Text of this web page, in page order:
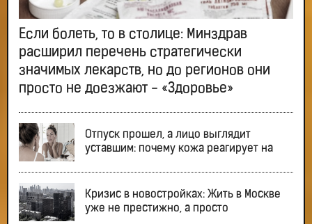
Если болеть, то в столице: Минздрав
расширил перечень стратегически
значимых лекарств, но до регионов они
просто не доезжают - «Здоровье»
Отпуск прошел, а лицо выглядит
уставшим: почему кожа реагирует на
Кризис в новостройках: Жить в Москве
уже не престижно, а просто